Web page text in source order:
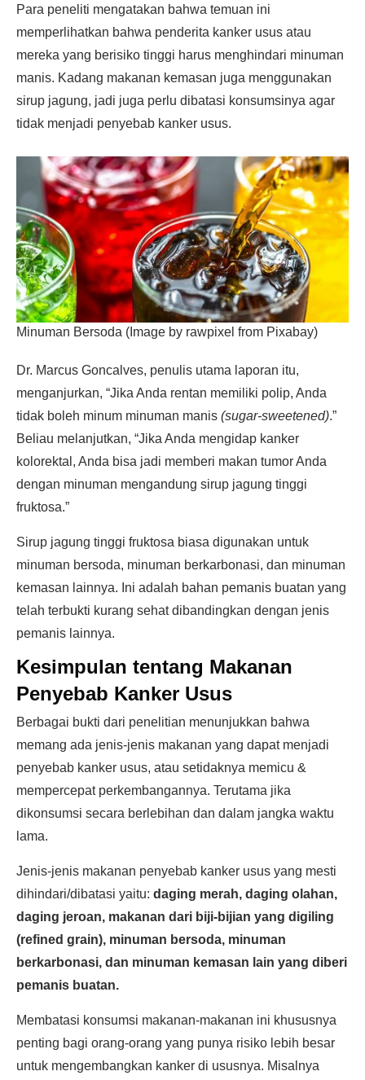
Para peneliti mengatakan bahwa temuan ini
memperlihatkan bahwa penderita kanker usus atau
mereka yang berisiko tinggi harus menghindari minuman
manis. Kadang makanan kemasan juga menggunakan
sirup jagung, jadi juga perlu dibatasi konsumsinya agar
tidak menjadi penyebab kanker usus.
Minuman Bersoda (Image by rawpixel from Pixabay)
Dr. Marcus Goncalves, penulis utama laporan itu,
menganjurkan, “Jika Anda rentan memiliki polip, Anda
tidak boleh minum minuman manis (sugar-sweetened).”
Beliau melanjutkan, “Jika Anda mengidap kanker
kolorektal, Anda bisa jadi memberi makan tumor Anda
dengan minuman mengandung sirup jagung tinggi
fruktosa.”
Sirup jagung tinggi fruktosa biasa digunakan untuk
minuman bersoda, minuman berkarbonasi, dan minuman
kemasan lainnya. Ini adalah bahan pemanis buatan yang
telah terbukti kurang sehat dibandingkan dengan jenis
pemanis lainnya.
Kesimpulan tentang Makanan
Penyebab Kanker Usus
Berbagai bukti dari penelitian menunjukkan bahwa
memang ada jenis-jenis makanan yang dapat menjadi
penyebab kanker usus, atau setidaknya memicu &
mempercepat perkembangannya. Terutama jika
dikonsumsi secara berlebihan dan dalam jangka waktu
lama.
Jenis-jenis makanan penyebab kanker usus yang mesti
dihindari/dibatasi yaitu: daging merah, daging olahan,
daging jeroan, makanan dari biji-bijian yang digiling
(refined grain), minuman bersoda, minuman
berkarbonasi, dan minuman kemasan lain yang diberi
pemanis buatan.
Membatasi konsumsi makanan-makanan ini khususnya
penting bagi orang-orang yang punya risiko lebih besar
untuk mengembangkan kanker di ususnya. Misalnya